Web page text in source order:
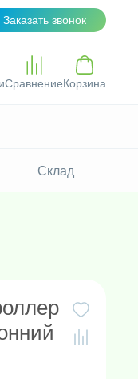
Заказать звонок
СравнениеКорзина
Склад